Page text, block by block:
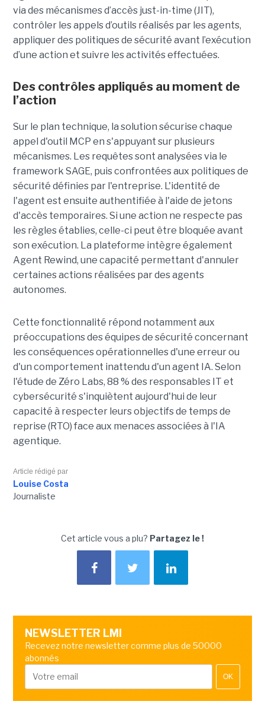
via des mécanismes d’accès just-in-time (JIT),
contrôler les appels d’outils réalisés par les agents,
appliquer des politiques de sécurité avant l’exécution
d’une action et suivre les activités effectuées.
Des contrôles appliqués au moment de
l’action
Sur le plan technique, la solution sécurise chaque
appel d'outil MCP en s'appuyant sur plusieurs
mécanismes. Les requêtes sont analysées via le
framework SAGE, puis confrontées aux politiques de
sécurité définies par l'entreprise. L'identité de
l'agent est ensuite authentifiée à l'aide de jetons
d'accès temporaires. Si une action ne respecte pas
les règles établies, celle-ci peut être bloquée avant
son exécution. La plateforme intègre également
Agent Rewind, une capacité permettant d'annuler
certaines actions réalisées par des agents
autonomes.
Cette fonctionnalité répond notamment aux
préoccupations des équipes de sécurité concernant
les conséquences opérationnelles d'une erreur ou
d'un comportement inattendu d'un agent IA. Selon
l'étude de Zéro Labs, 88 % des responsables IT et
cybersécurité s'inquiètent aujourd'hui de leur
capacité à respecter leurs objectifs de temps de
reprise (RTO) face aux menaces associées à l'IA
agentique.
Article rédigé par
Louise Costa
Journaliste
Cet article vous a plu? Partagez le !
NEWSLETTER LMI
Recevez notre newsletter comme plus de 50000
abonnés
OK